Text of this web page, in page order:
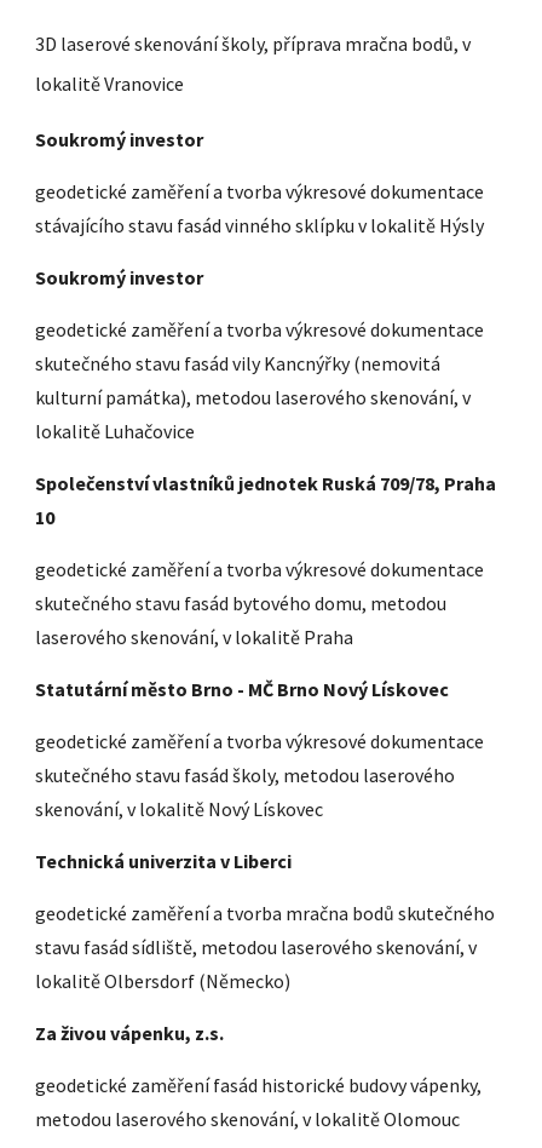
3D laserové skenování školy, příprava mračna bodů, v
lokalitě Vranovice
Soukromý investor
geodetické zaměření a tvorba výkresové dokumentace
stávajícího stavu fasád vinného sklípku v lokalitě Hýsly
Soukromý investor
geodetické zaměření a tvorba výkresové dokumentace
skutečného stavu fasád vily Kancnýřky (nemovitá
kulturní památka), metodou laserového skenování, v
lokalitě Luhačovice
Společenství vlastníků jednotek Ruská 709/78, Praha
10
geodetické zaměření a tvorba výkresové dokumentace
skutečného stavu fasád bytového domu, metodou
laserového skenování, v lokalitě Praha
Statutární město Brno - MČ Brno Nový Lískovec
geodetické zaměření a tvorba výkresové dokumentace
skutečného stavu fasád školy, metodou laserového
skenování, v lokalitě Nový Lískovec
Technická univerzita v Liberci
geodetické zaměření a tvorba mračna bodů skutečného
stavu fasád sídliště, metodou laserového skenování, v
lokalitě Olbersdorf (Německo)
Za živou vápenku, z.s.
geodetické zaměření fasád historické budovy vápenky,
metodou laserového skenování, v lokalitě Olomouc